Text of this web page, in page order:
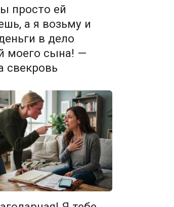
просто ей
а я возьму и
в дело
моего сына! —
свекровь